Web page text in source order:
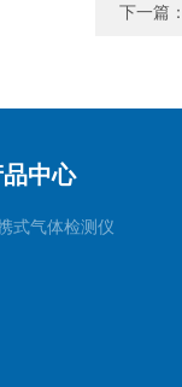
下一篇
中心
式气体检测仪